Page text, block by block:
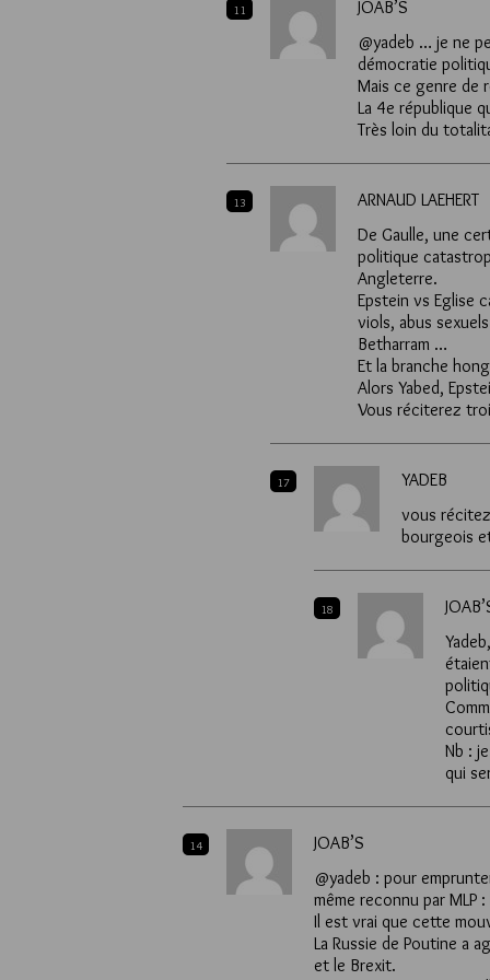
11 JOAB’S
@yadeb … je ne
démocratie
Mais ce genre de
La 4e république
Très loin du
13 ARNAUD LAEHERT
De Gaulle, une
politique
Angleterre.
Epstein vs Eglise
viols, abus
Betharram …
Et la branche
Alors Yabed,
Vous réciterez
17 YADEB
vous
bourgeois
18
Nb :
qui
14 JOAB’S
@yadeb : pour
même reconnu par MLP
Il est vrai que cette
La Russie de Poutine a
et le Brexit.